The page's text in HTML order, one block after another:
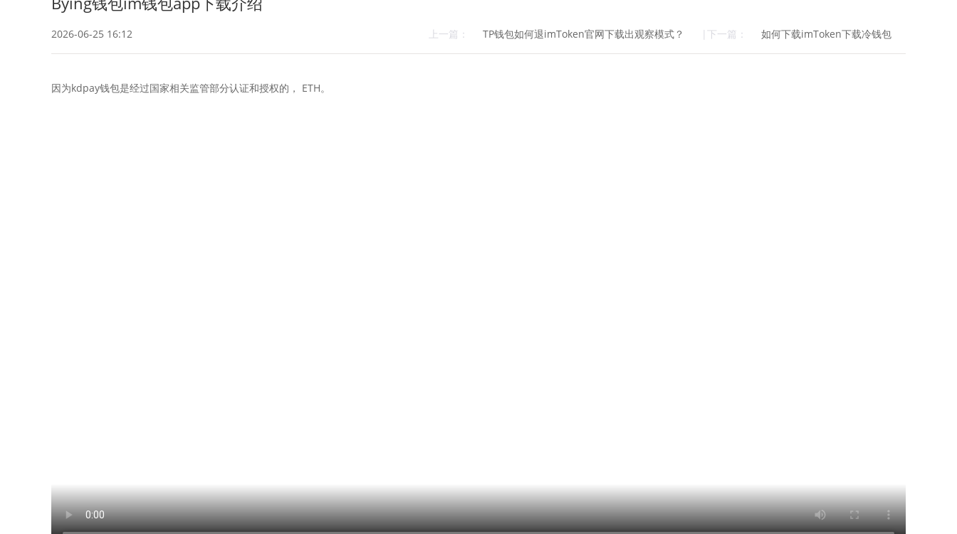
2026-06-25 16:12 上一篇： TP钱包如何退imToken官网下载出观察模式？ |下一篇： 如何下载imToken下载冷钱包
因为kdpay钱包是经过国家相关监管部分认证和授权的， ETH。